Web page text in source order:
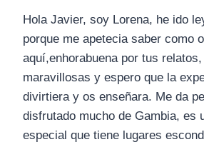
Hola Javier, soy Lorena, he ido
porque me apetecia saber como
aquí,enhorabuena por tus
maravillosas y espero que la
divirtiera y os enseñara. Me da
disfrutado mucho de Gambia, es
especial que tiene lugares